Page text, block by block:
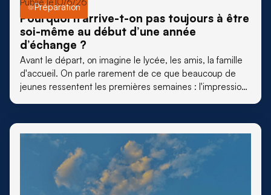
Préparation
Pourquoi n’arrive-t-on pas toujours à être
soi-même au début d’une année
d’échange ?
Avant le départ, on imagine le lycée, les amis, la famille
d'accueil. On parle rarement de ce que beaucoup de
jeunes ressentent les premières semaines : l'impression